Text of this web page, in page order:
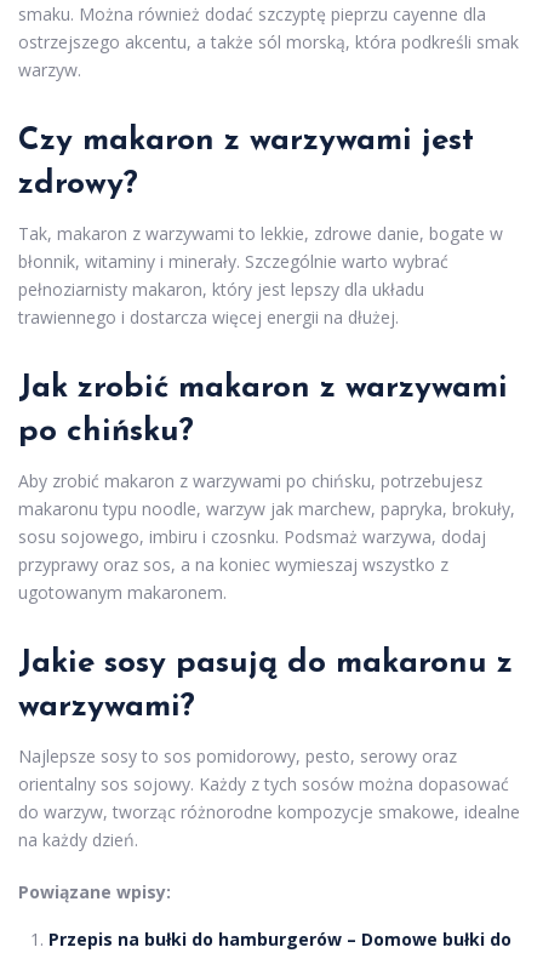
smaku. Można również dodać szczyptę pieprzu cayenne dla
ostrzejszego akcentu, a także sól morską, która podkreśli smak
warzyw.
Czy makaron z warzywami jest
zdrowy?
Tak, makaron z warzywami to lekkie, zdrowe danie, bogate w
błonnik, witaminy i minerały. Szczególnie warto wybrać
pełnoziarnisty makaron, który jest lepszy dla układu
trawiennego i dostarcza więcej energii na dłużej.
Jak zrobić makaron z warzywami
po chińsku?
Aby zrobić makaron z warzywami po chińsku, potrzebujesz
makaronu typu noodle, warzyw jak marchew, papryka, brokuły,
sosu sojowego, imbiru i czosnku. Podsmaż warzywa, dodaj
przyprawy oraz sos, a na koniec wymieszaj wszystko z
ugotowanym makaronem.
Jakie sosy pasują do makaronu z
warzywami?
Najlepsze sosy to sos pomidorowy, pesto, serowy oraz
orientalny sos sojowy. Każdy z tych sosów można dopasować
do warzyw, tworząc różnorodne kompozycje smakowe, idealne
na każdy dzień.
Powiązane wpisy:
Przepis na bułki do hamburgerów – Domowe bułki do